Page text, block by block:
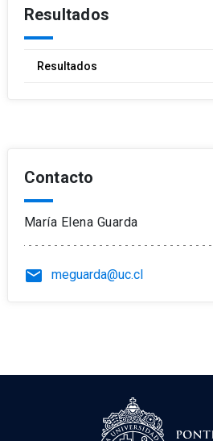
Resultados
Resultados
Contacto
María Elena Guarda
email meguarda@uc.cl